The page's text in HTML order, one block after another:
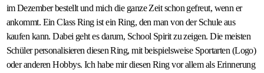
im Dezember bestellt und mich die ganze Zeit schon gefreut, wenn er
ankommt. Ein Class Ring ist ein Ring, den man von der Schule aus
kaufen kann. Dabei geht es darum, School Spirit zu zeigen. Die meisten
Schüler personalisieren diesen Ring, mit beispielsweise Sportarten (Logo)
oder anderen Hobbys. Ich habe mir diesen Ring vor allem als Erinnerung